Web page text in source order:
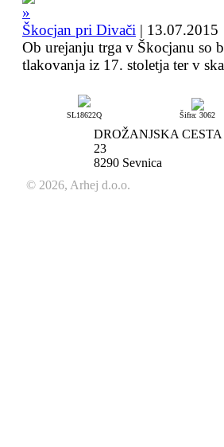
Škocjan pri Divači | 13.07.2015
Ob urejanju trga v Škocjanu so
tlakovanja iz 17. stoletja ter v
SL18622Q Šifra: 3062
DROŽANJSKA CESTA
23
8290 Sevnica
© 2026, Arhej d.o.o.